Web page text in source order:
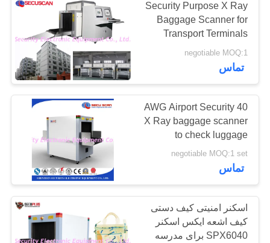
محصولات
درباره
کارخانه
کنترل
کیفیت
Security Purpose X Ray
Baggage Scanner for
Transport Terminals
negotiable MOQ:1
تماس
40 AWG Airport Security
X Ray baggage scanner
to check luggage
security
negotiable MOQ:1 set
تماس
اسکنر امنیتی کیف دستی
کیف اشعه ایکس اسکنر
SPX6040 برای مدرسه